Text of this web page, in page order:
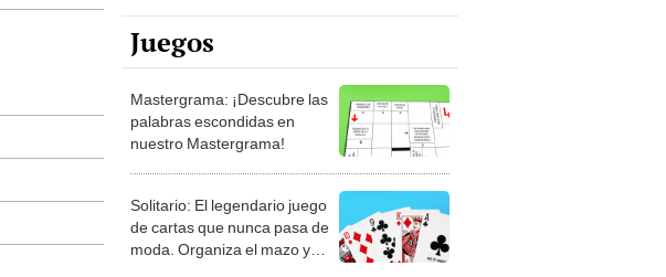
Juegos
Mastergrama: ¡Descubre las
palabras escondidas en
nuestro Mastergrama!
Solitario: El legendario juego
de cartas que nunca pasa de
moda. Organiza el mazo y